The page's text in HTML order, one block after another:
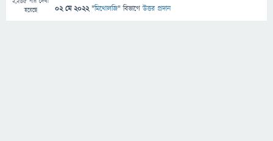
হয়েছে
02 মে 2022 "মিথোলজি" বিভাগে উত্তর প্রদান